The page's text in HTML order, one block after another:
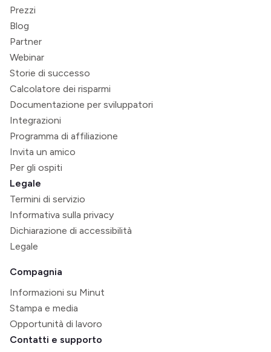
Prezzi
Blog
Partner
Webinar
Storie di successo
Calcolatore dei risparmi
Documentazione per sviluppatori
Integrazioni
Programma di affiliazione
Invita un amico
Per gli ospiti
Legale
Termini di servizio
Informativa sulla privacy
Dichiarazione di accessibilità
Legale
Compagnia
Informazioni su Minut
Stampa e media
Opportunità di lavoro
Contatti e supporto